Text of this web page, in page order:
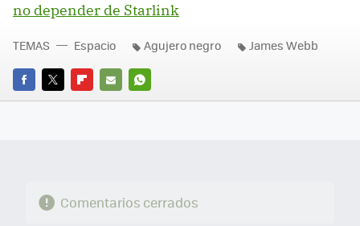
no depender de Starlink
FACEBOOK
TWITTERFLIPBOARD
E-
WHATSAPP
TEMAS Espacio Agujero negro James Webb
Comentarios cerrados